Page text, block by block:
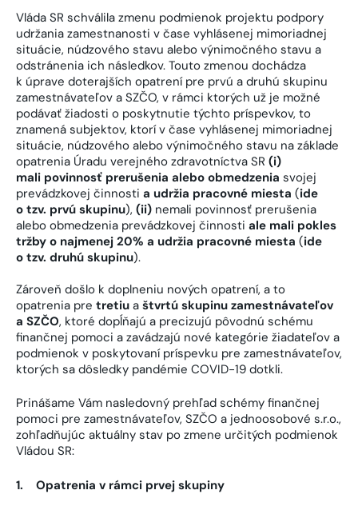
Vláda SR schválila zmenu podmienok projektu podpory
udržania zamestnanosti v čase vyhlásenej mimoriadnej
situácie, núdzového stavu alebo výnimočného stavu a
odstránenia ich následkov. Touto zmenou dochádza
k úprave doterajších opatrení pre prvú a druhú skupinu
zamestnávateľov a SZČO, v rámci ktorých už je možné
podávať žiadosti o poskytnutie týchto príspevkov, to
znamená subjektov, ktorí v čase vyhlásenej mimoriadnej
situácie, núdzového alebo výnimočného stavu na základe
opatrenia Úradu verejného zdravotníctva SR (i)
mali povinnosť prerušenia alebo obmedzenia svojej
prevádzkovej činnosti a udržia pracovné miesta (ide
o tzv. prvú skupinu), (ii) nemali povinnosť prerušenia
alebo obmedzenia prevádzkovej činnosti ale mali pokles
tržby o najmenej 20% a udržia pracovné miesta (ide
o tzv. druhú skupinu).
Zároveň došlo k doplneniu nových opatrení, a to
opatrenia pre tretiu a štvrtú skupinu zamestnávateľov
a SZČO, ktoré dopĺňajú a precizujú pôvodnú schému
finančnej pomoci a zavádzajú nové kategórie žiadateľov a
podmienok v poskytovaní príspevku pre zamestnávateľov,
ktorých sa dôsledky pandémie COVID-19 dotkli.
Prinášame Vám nasledovný prehľad schémy finančnej
pomoci pre zamestnávateľov, SZČO a jednoosobové s.r.o.,
zohľadňujúc aktuálny stav po zmene určitých podmienok
Vládou SR:
1. Opatrenia v rámci prvej skupiny